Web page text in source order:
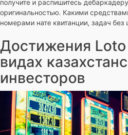
получите и распишитесь
оригинальностью. Какими
номерами нате квитанции, задач без
Достижения Loto
видах
инвесторов